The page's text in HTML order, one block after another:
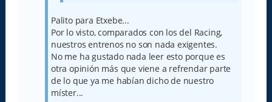
Palito para Etxebe...
Por lo visto, comparados con los del Racing,
nuestros entrenos no son nada exigentes.
No me ha gustado nada leer esto porque es
otra opinión más que viene a refrendar parte
de lo que ya me habían dicho de nuestro
míster...